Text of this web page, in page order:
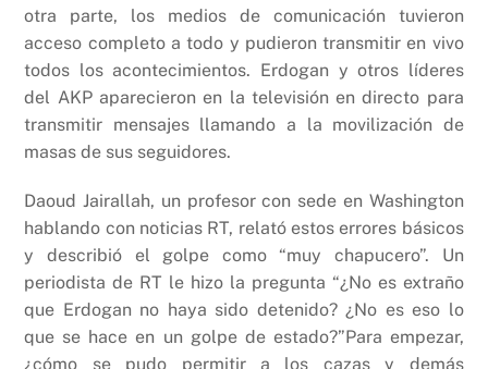
otra parte, los medios de comunicación tuvieron
acceso completo a todo y pudieron transmitir en vivo
todos los acontecimientos. Erdogan y otros líderes
del AKP aparecieron en la televisión en directo para
transmitir mensajes llamando a la movilización de
masas de sus seguidores.
Daoud Jairallah, un profesor con sede en Washington
hablando con noticias RT, relató estos errores básicos
y describió el golpe como “muy chapucero”. Un
periodista de RT le hizo la pregunta “¿No es extraño
que Erdogan no haya sido detenido? ¿No es eso lo
que se hace en un golpe de estado?”Para empezar,
¿cómo se pudo permitir a los cazas y demás